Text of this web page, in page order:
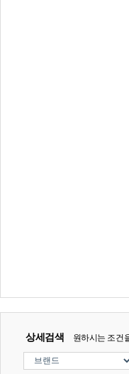
상세검색 원하시는 조건